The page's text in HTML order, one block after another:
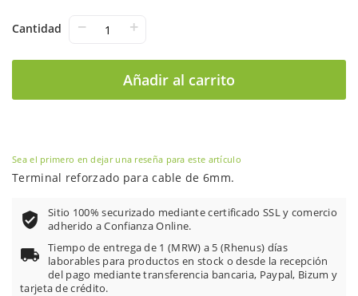
Cantidad − +
Añadir al carrito
la
Sea el primero en dejar una reseña para este artículo
Terminal reforzado para cable de 6mm.
Sitio 100% securizado mediante certificado SSL y comercio
adherido a Confianza Online.
Tiempo de entrega de 1 (MRW) a 5 (Rhenus) días
laborables para productos en stock o desde la recepción
del pago mediante transferencia bancaria, Paypal, Bizum y
tarjeta de crédito.